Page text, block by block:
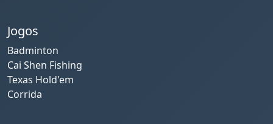
Jogos
Badminton
Cai Shen Fishing
Texas Hold'em
Corrida